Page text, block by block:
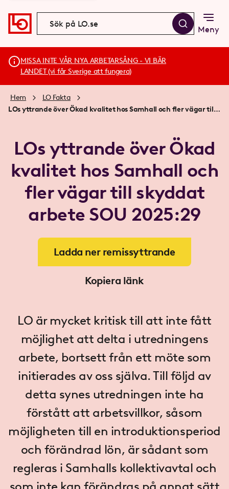
Meny
MISSA INTE VÅR NYA ARBETARSÅNG - VI BÄR
LANDET (vi får Sverige att fungera)
Hem
LO Fakta
LOs yttrande över Ökad kvalitet hos Samhall och fler vägar till skyddat arbete SOU 2025:29
LOs yttrande över Ökad
kvalitet hos Samhall och
fler vägar till skyddat
arbete SOU 2025:29
Ladda ner remissyttrande
Kopiera länk
LO är mycket kritisk till att inte fått
möjlighet att delta i utredningens
arbete, bortsett från ett möte som
initierades av oss själva. Till följd av
detta synes utredningen inte ha
förstått att arbetsvillkor, såsom
möjligheten till en introduktionsperiod
och förändrad lön, är sådant som
regleras i Samhalls kollektivavtal och